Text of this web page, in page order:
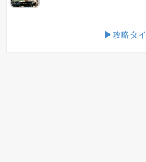
▶攻略タ